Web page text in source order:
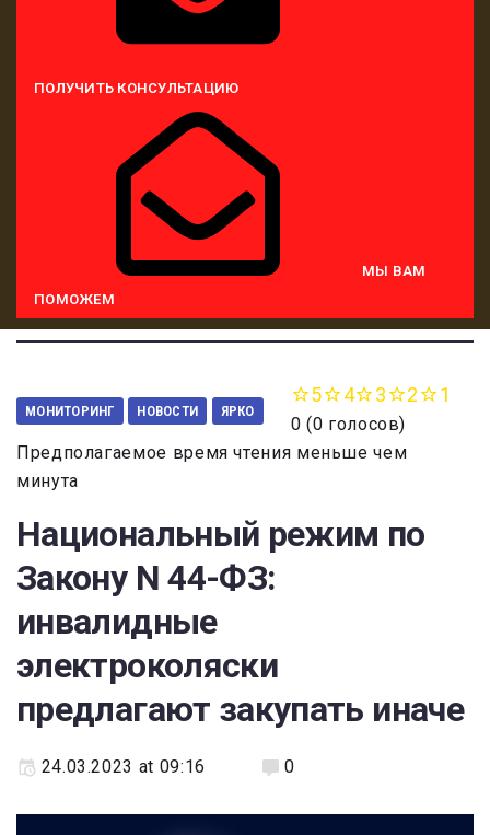
ПОЛУЧИТЬ КОНСУЛЬТАЦИЮ
МЫ ВАМ
ПОМОЖЕМ
МОНИТОРИНГ НОВОСТИ ЯРКО
5 4 3 2 1
0 (0 голосов)
Предполагаемое время чтения меньше чем
минута
Национальный режим по
Закону N 44-ФЗ:
инвалидные
электроколяски
предлагают закупать иначе
24.03.2023 at 09:16 0